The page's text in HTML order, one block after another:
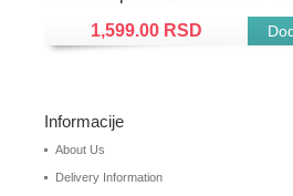
1,599.00 RSD
Informacije
About Us
Delivery Information